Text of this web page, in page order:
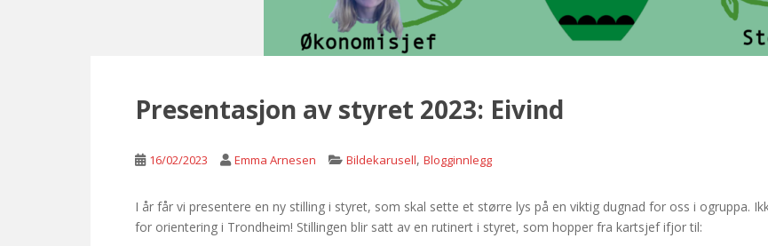
Presentasjon av styret 2023: Eivind
16/02/2023 Emma Arnesen Bildekarusell, Blogginnlegg
I år får vi presentere en ny stilling i styret, som skal sette et større lys på en viktig dugnad for oss i ogruppa.
for orientering i Trondheim! Stillingen blir satt av en rutinert i styret, som hopper fra kartsjef ifjor til: